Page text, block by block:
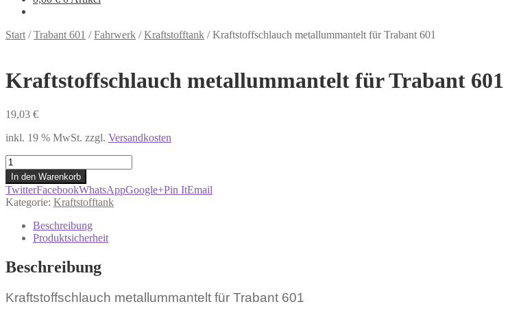
Start /Trabant 601 /Fahrwerk /Kraftstofftank /Kraftstoffschlauch metallummantelt für Trabant 601
Kraftstoffschlauch metallummantelt für Trabant 601
19,03 €
inkl. 19 % MwSt. zzgl. Versandkosten
Kraftstoffschlauch
metallummantelt
für
Trabant
601
Menge
In den Warenkorb
TwitterFacebookWhatsAppGoogle+Pin ItEmail
Kategorie: Kraftstofftank
Beschreibung
Produktsicherheit
Beschreibung
Kraftstoffschlauch metallummantelt für Trabant 601